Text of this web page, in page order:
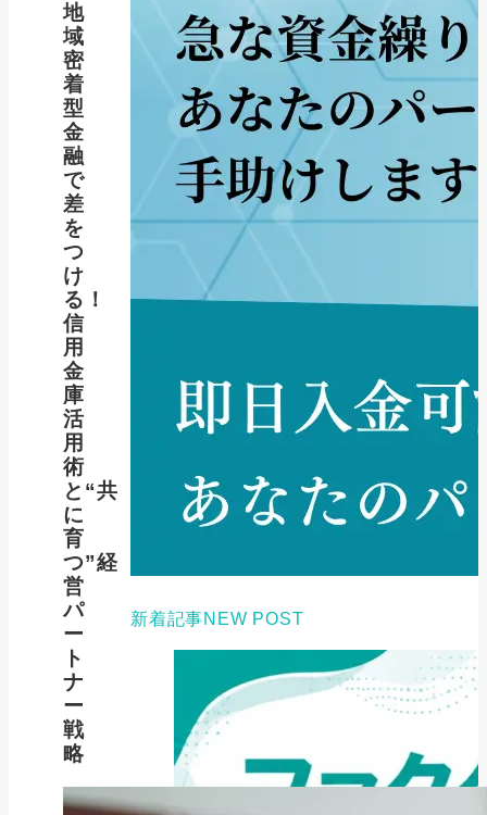
地
域
密
着
型
金
融
で
差
を
つ
け
る！
信
用
金
庫
活
用
術
と“共
に
育
つ”経
営
パ
ー
ト
ナ
ー
戦
略
新着記事NEW POST